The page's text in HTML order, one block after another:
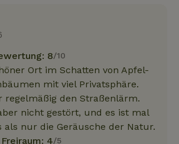
8/10
Ort im Schatten von Apfel-
mit viel Privatsphäre.
regelmäßig den Straßenlärm.
nicht gestört, und es ist mal
als nur die Geräusche der Natur.
4/5